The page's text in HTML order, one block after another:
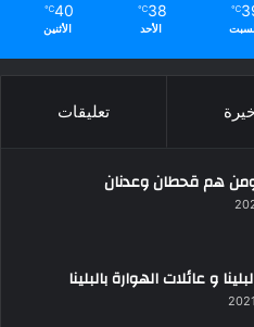
℃
38
℃
الأحد
40
℃
الأثنين
تعليقات
هم قحطان وعدنان
و عائلات الهوارة بالبلينا